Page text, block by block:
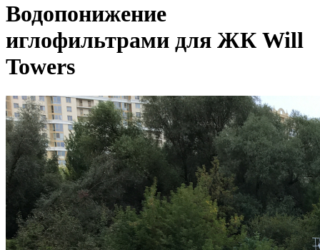
Водопонижение
иглофильтрами для ЖК Will
Towers